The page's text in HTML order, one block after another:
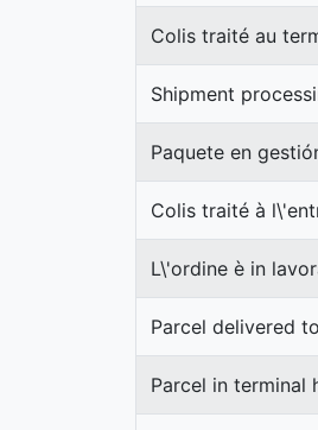
Colis traité au
Shipment
Paquete en
Colis traité à
L\'ordine è in
Parcel delivered
Parcel in terminal